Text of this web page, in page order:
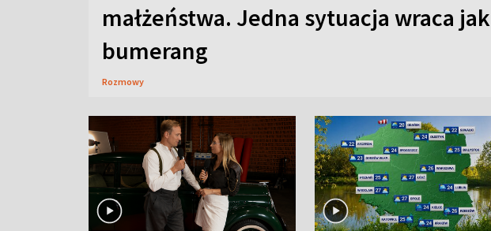
małżeństwa. Jedna sytuacja wraca jak
bumerang
Rozmowy